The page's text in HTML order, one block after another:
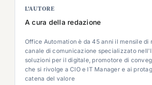
L’AUTORE
A cura della redazione
Office Automation è da 45 anni il mensile di
canale di comunicazione specializzato
soluzioni per il digitale, promotore di
che si rivolge a CIO e IT Manager e ai
catena del valore